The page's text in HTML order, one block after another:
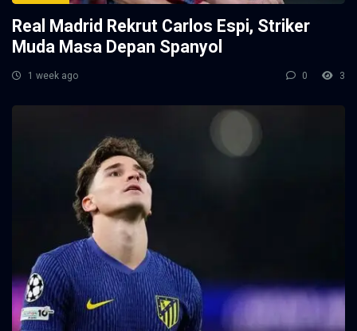
Real Madrid Rekrut Carlos Espi, Striker
Muda Masa Depan Spanyol
1 week ago 0 3